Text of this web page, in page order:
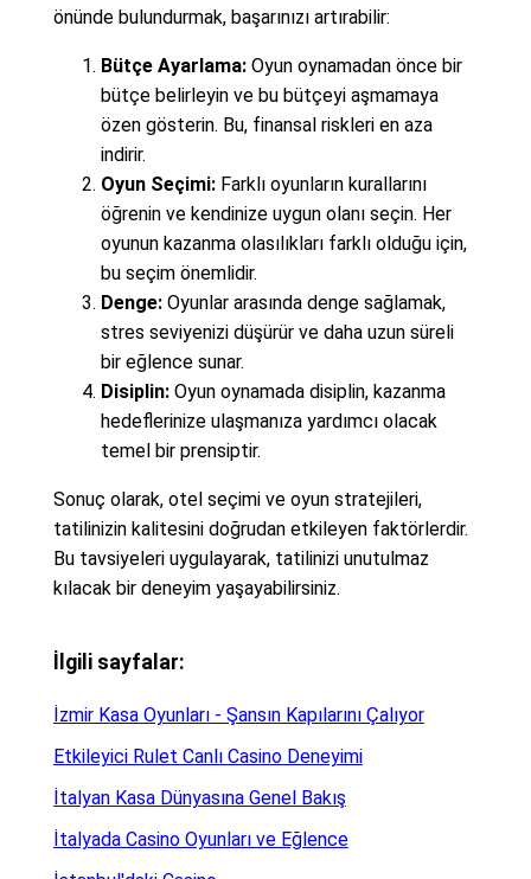
önünde bulundurmak, başarınızı artırabilir:
Bütçe Ayarlama:Oyun oynamadan önce bir
bütçe belirleyin ve bu bütçeyi aşmamaya
özen gösterin. Bu, finansal riskleri en aza
indirir.
Oyun Seçimi:Farklı oyunların kurallarını
öğrenin ve kendinize uygun olanı seçin. Her
oyunun kazanma olasılıkları farklı olduğu için,
bu seçim önemlidir.
Denge:Oyunlar arasında denge sağlamak,
stres seviyenizi düşürür ve daha uzun süreli
bir eğlence sunar.
Disiplin:Oyun oynamada disiplin, kazanma
hedeflerinize ulaşmanıza yardımcı olacak
temel bir prensiptir.
Sonuç olarak, otel seçimi ve oyun stratejileri,
tatilinizin kalitesini doğrudan etkileyen faktörlerdir.
Bu tavsiyeleri uygulayarak, tatilinizi unutulmaz
kılacak bir deneyim yaşayabilirsiniz.
İlgili sayfalar:
İzmir Kasa Oyunları - Şansın Kapılarını Çalıyor
Etkileyici Rulet Canlı Casino Deneyimi
İtalyan Kasa Dünyasına Genel Bakış
İtalyada Casino Oyunları ve Eğlence